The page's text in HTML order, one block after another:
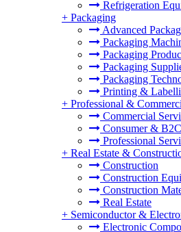
Refrigeration
+ Packaging
Advanced
Packaging
Packaging
Packaging
Packaging
Printing &
+ Professional &
Commercial
Consumer &
Professional
+ Real Estate &
Construction
Construction
Construction
Real Estate
+ Semiconductor &
Electronic